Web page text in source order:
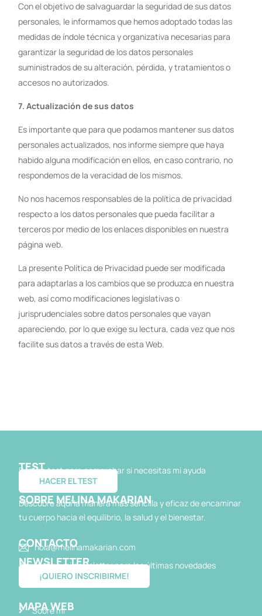
Con el objetivo de salvaguardar la seguridad de sus datos
personales, le informamos que hemos adoptado todas las
medidas de índole técnica y organizativa necesarias para
garantizar la seguridad de los datos personales
suministrados de su alteración, pérdida, y tratamientos o
accesos no autorizados.
7.Actualización de sus datos
Es importante que para que podamos mantener sus datos
personales actualizados, nos informe siempre que haya
habido alguna modificación en ellos, en caso contrario, no
respondemos de la veracidad de los mismos.
No nos hacemos responsables de la política de privacidad
respecto a los datos personales que pueda facilitar a
terceros por medio de los enlaces disponibles en nuestra
página web.
La presente Política de Privacidad puede ser modificada
para adaptarlas a los cambios que se produzca en nuestra
web, así como modificaciones legislativas o
jurisprudenciales sobre datos personales que vayan
apareciendo, por lo que exige su lectura, cada vez que nos
facilite sus datos a través de esta Web.
TEST
Realiza test para comprobar si necesitas mi ayuda
HACER EL TEST
SOBRE MELINA MAKARIAN
Descubre aquí la manera más sencilla y eficaz de encaminar
tu cuerpo hacia el equilibrio, la salud y el bienestar.
CONTACTO
hola@melinamakarian.com
NEWSLETTER
Apúntate a mi newsletter para las últimas novedades
¡QUIERO INSCRIBIRME!
MAPA WEB
Sobre mi